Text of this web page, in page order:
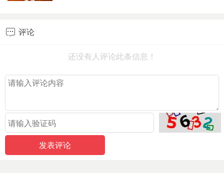
 评论
还没有人评论此条信息！